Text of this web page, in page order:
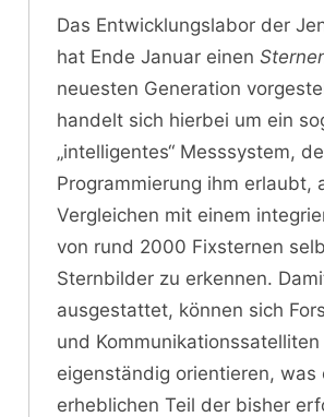
Das Entwicklungslabor der
hat Ende Januar einen
neuesten Generation
handelt sich hierbei um ein
„intelligentes“ Messsystem,
Programmierung ihm erlaubt,
Vergleichen mit einem
von rund 2000 Fixsternen
Sternbilder zu erkennen.
ausgestattet, können sich
und Kommunikationssatelliten
eigenständig orientieren, was
erheblichen Teil der bisher